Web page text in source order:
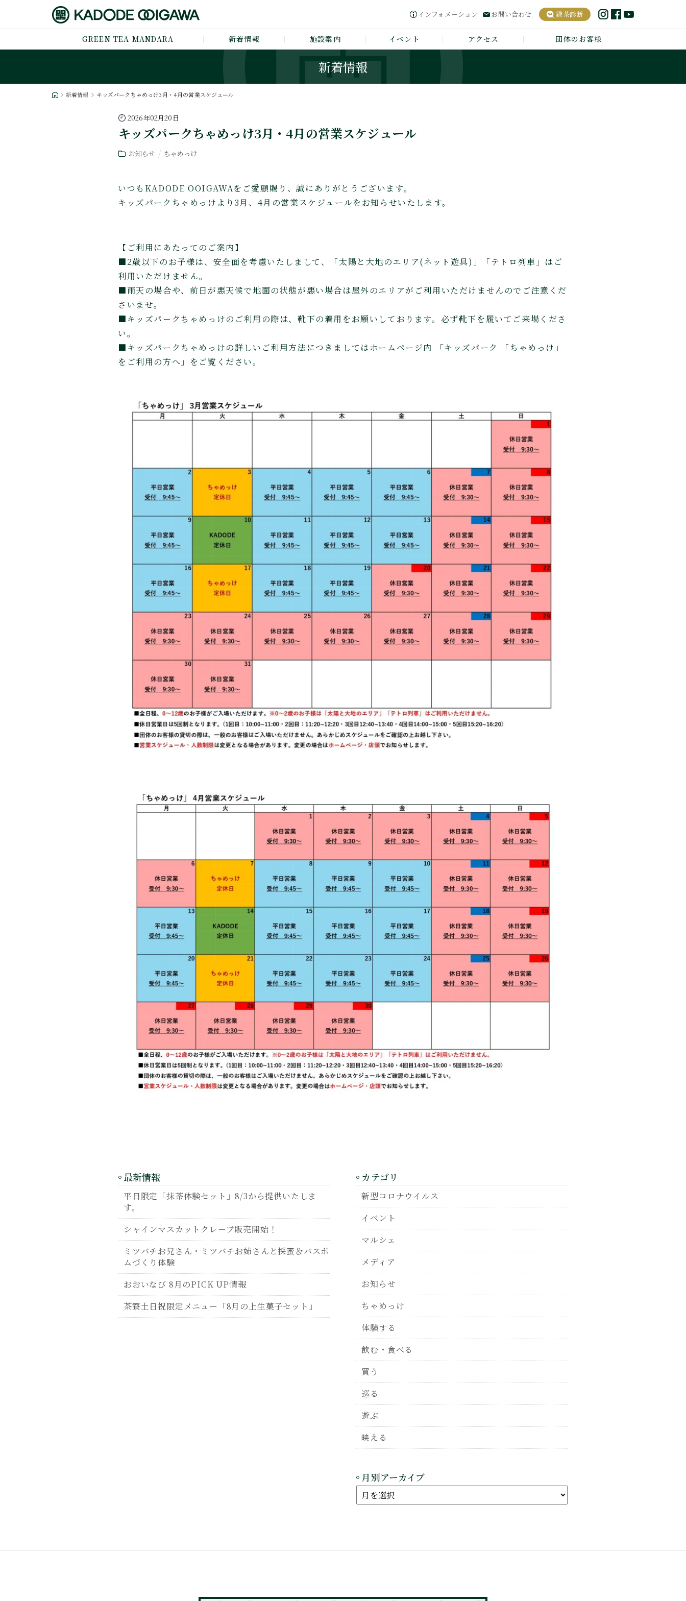
インフォメーション お問い合わせ 緑茶診断
GREEN TEA MANDARA 新着情報 施設案内 イベント アクセス 団体のお客様
新着情報
新着情報 キッズパークちゃめっけ3月・4月の営業スケジュール
2026年02月20日
キッズパークちゃめっけ3月・4月の営業スケジュール
お知らせ ちゃめっけ
いつもKADODE OOIGAWAをご愛顧賜り、誠にありがとうございます。
キッズパークちゃめっけより3月、4月の営業スケジュールをお知らせいたします。
【ご利用にあたってのご案内】
■2歳以下のお子様は、安全面を考慮いたしまして、「太陽と大地のエリア(ネット遊具)」「テトロ列車」はご
利用いただけません。
■雨天の場合や、前日が悪天候で地面の状態が悪い場合は屋外のエリアがご利用いただけませんのでご注意くだ
さいませ。
■キッズパークちゃめっけのご利用の際は、靴下の着用をお願いしております。必ず靴下を履いてご来場くださ
い。
■キッズパークちゃめっけの詳しいご利用方法につきましてはホームページ内 「キッズパーク 「ちゃめっけ」
をご利用の方へ」をご覧ください。
最新情報
平日限定「抹茶体験セット」8/3から提供いたしま
す。
シャインマスカットクレープ販売開始！
ミツバチお兄さん・ミツバチお姉さんと採蜜＆バスボ
ムづくり体験
おおいなび 8月のPICK UP情報
茶寮土日祝限定メニュー「8月の上生菓子セット」
カテゴリ
新型コロナウイルス
イベント
マルシェ
メディア
お知らせ
ちゃめっけ
体験する
飲む・食べる
買う
巡る
遊ぶ
映える
月別アーカイブ